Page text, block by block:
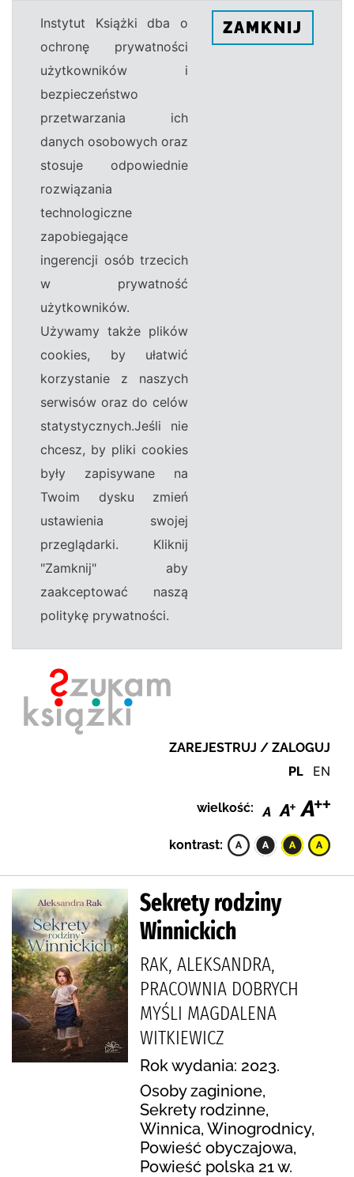
Instytut Książki dba o
ochronę prywatności
użytkowników i
bezpieczeństwo
przetwarzania ich
danych osobowych oraz
stosuje odpowiednie
rozwiązania
technologiczne
zapobiegające
ingerencji osób trzecich
w prywatność
użytkowników.
Używamy także plików
cookies, by ułatwić
korzystanie z naszych
serwisów oraz do celów
statystycznych.Jeśli nie
chcesz, by pliki cookies
były zapisywane na
Twoim dysku zmień
ustawienia swojej
przeglądarki. Kliknij
"Zamknij" aby
zaakceptować naszą
politykę prywatności.
ZAMKNIJ
ZAREJESTRUJ / ZALOGUJ
PL EN
wielkość:
kontrast:
Sekrety rodziny
Winnickich
RAK, ALEKSANDRA,
PRACOWNIA DOBRYCH
MYŚLI MAGDALENA
WITKIEWICZ
Rok wydania: 2023.
Osoby zaginione,
Sekrety rodzinne,
Winnica, Winogrodnicy,
Powieść obyczajowa,
Powieść polska 21 w.